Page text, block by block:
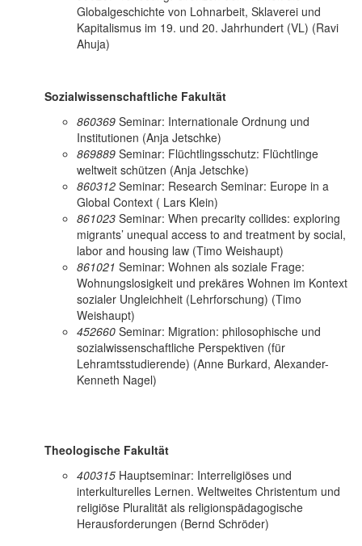
Globalgeschichte von Lohnarbeit, Sklaverei und
Kapitalismus im 19. und 20. Jahrhundert (VL) (Ravi
Ahuja)
Sozialwissenschaftliche Fakultät
860369 Seminar: Internationale Ordnung und
Institutionen (Anja Jetschke)
869889 Seminar: Flüchtlingsschutz: Flüchtlinge
weltweit schützen (Anja Jetschke)
860312 Seminar: Research Seminar: Europe in a
Global Context ( Lars Klein)
861023 Seminar: When precarity collides: exploring
migrants’ unequal access to and treatment by social,
labor and housing law (Timo Weishaupt)
861021 Seminar: Wohnen als soziale Frage:
Wohnungslosigkeit und prekäres Wohnen im Kontext
sozialer Ungleichheit (Lehrforschung) (Timo
Weishaupt)
452660 Seminar: Migration: philosophische und
sozialwissenschaftliche Perspektiven (für
Lehramtsstudierende) (Anne Burkard, Alexander-
Kenneth Nagel)
Theologische Fakultät
400315 Hauptseminar: Interreligiöses und
interkulturelles Lernen. Weltweites Christentum und
religiöse Pluralität als religionspädagogische
Herausforderungen (Bernd Schröder)